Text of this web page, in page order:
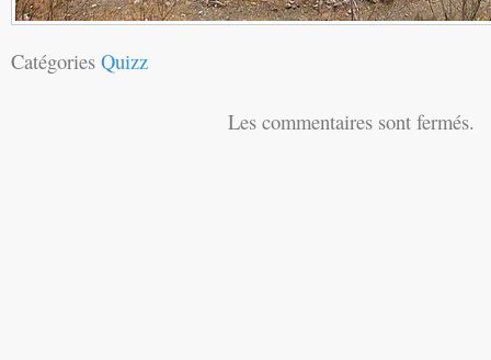
Catégories Quizz
Les commentaires sont fermés.